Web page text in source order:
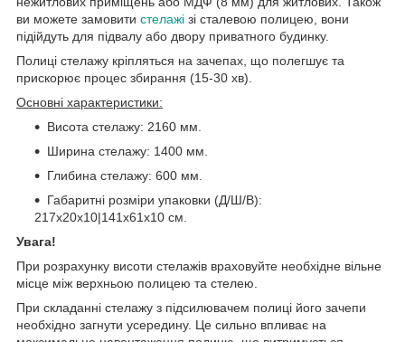
ви можете замовити стелажі зі сталевою полицею, вони
підійдуть для підвалу або двору приватного будинку.
Полиці стелажу кріпляться на зачепах, що полегшує та
прискорює процес збирання (15-30 хв).
Основні характеристики:
Висота стелажу: 2160 мм.
Ширина стелажу: 1400 мм.
Глибина стелажу: 600 мм.
Габаритні розміри упаковки (Д/Ш/В):
217х20х10|141х61х10 см.
Увага!
При розрахунку висоти стелажів враховуйте необхідне вільне
місце між верхньою полицею та стелею.
При складанні стелажу з підсилювачем полиці його зачепи
необхідно загнути усередину. Це сильно впливає на